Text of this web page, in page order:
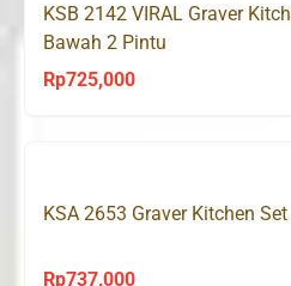
KSB 2142 VIRAL Graver
Bawah 2 Pintu
Rp725,000
KSA 2653 Graver Kitchen
Rp737,000